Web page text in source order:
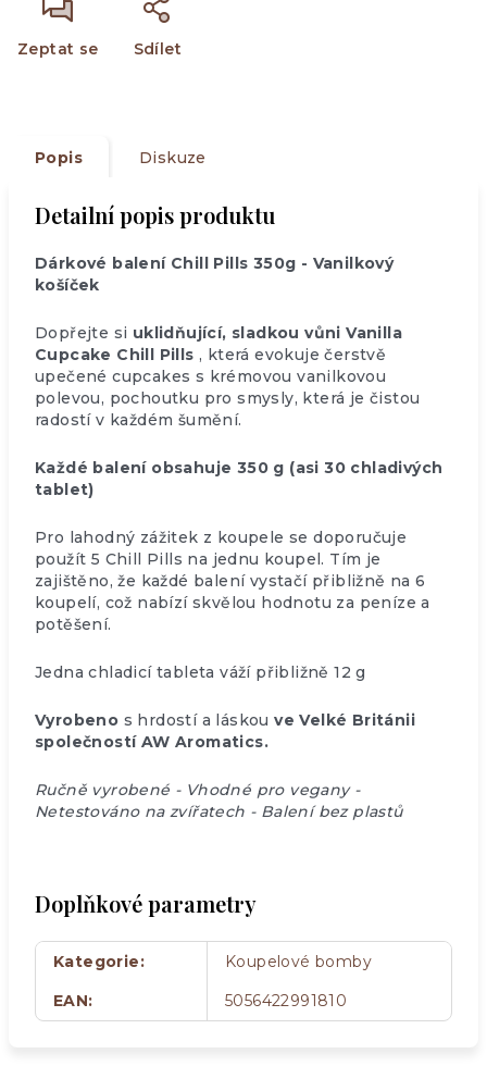
Zeptat se Sdílet
Popis Diskuze
Detailní popis produktu
Dárkové balení Chill Pills 350g - Vanilkový
košíček
Dopřejte si uklidňující, sladkou vůni Vanilla
Cupcake Chill Pills , která evokuje čerstvě
upečené cupcakes s krémovou vanilkovou
polevou, pochoutku pro smysly, která je čistou
radostí v každém šumění.
Každé balení obsahuje 350 g (asi 30 chladivých
tablet)
Pro lahodný zážitek z koupele se doporučuje
použít 5 Chill Pills na jednu koupel. Tím je
zajištěno, že každé balení vystačí přibližně na 6
koupelí, což nabízí skvělou hodnotu za peníze a
potěšení.
Jedna chladicí tableta váží přibližně 12 g
Vyrobeno s hrdostí a láskouve Velké Británii
společností AW Aromatics.
Ručně vyrobené - Vhodné pro vegany -
Netestováno na zvířatech - Balení bez plastů
Doplňkové parametry
Kategorie:
Koupelové bomby
EAN: 5056422991810